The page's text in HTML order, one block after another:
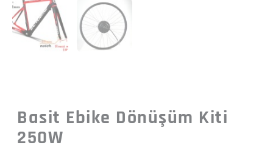
Basit Ebike Dönüşüm Kiti
250W